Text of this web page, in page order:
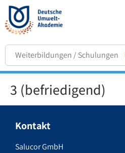
3 (befriedigend)
Kontakt
Salucor GmbH